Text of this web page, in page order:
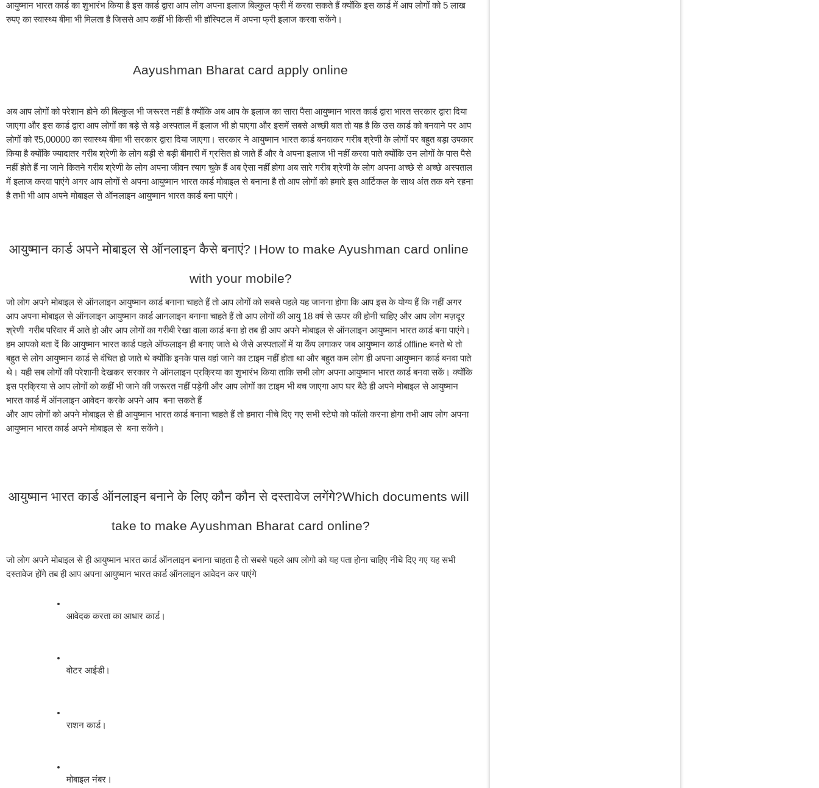
आयुष्मान भारत कार्ड का शुभारंभ किया है इस कार्ड द्वारा आप लोग अपना इलाज बिल्कुल फ्री में करवा सकते हैं क्योंकि इस कार्ड में आप लोगों को 5 लाख
रुपए का स्वास्थ्य बीमा भी मिलता है जिससे आप कहीं भी किसी भी हॉस्पिटल में अपना फ्री इलाज करवा सकेंगे।
Aayushman Bharat card apply online
अब आप लोगों को परेशान होने की बिल्कुल भी जरूरत नहीं है क्योंकि अब आप के इलाज का सारा पैसा आयुष्मान भारत कार्ड द्वारा भारत सरकार द्वारा दिया
जाएगा और इस कार्ड द्वारा आप लोगों का बड़े से बड़े अस्पताल में इलाज भी हो पाएगा और इसमें सबसे अच्छी बात तो यह है कि उस कार्ड को बनवाने पर आप
लोगों को ₹5,00000 का स्वास्थ्य बीमा भी सरकार द्वारा दिया जाएगा। सरकार ने आयुष्मान भारत कार्ड बनवाकर गरीब श्रेणी के लोगों पर बहुत बड़ा उपकार
किया है क्योंकि ज्यादातर गरीब श्रेणी के लोग बड़ी से बड़ी बीमारी में ग्रसित हो जाते हैं और वे अपना इलाज भी नहीं करवा पाते क्योंकि उन लोगों के पास पैसे
नहीं होते हैं ना जाने कितने गरीब श्रेणी के लोग अपना जीवन त्याग चुके हैं अब ऐसा नहीं होगा अब सारे गरीब श्रेणी के लोग अपना अच्छे से अच्छे अस्पताल
में इलाज करवा पाएंगे अगर आप लोगों से अपना आयुष्मान भारत कार्ड मोबाइल से बनाना है तो आप लोगों को हमारे इस आर्टिकल के साथ अंत तक बने रहना
है तभी भी आप अपने मोबाइल से ऑनलाइन आयुष्मान भारत कार्ड बना पाएंगे।
आयुष्मान कार्ड अपने मोबाइल से ऑनलाइन कैसे बनाएं?।How to make Ayushman card online
with your mobile?
जो लोग अपने मोबाइल से ऑनलाइन आयुष्मान कार्ड बनाना चाहते हैं तो आप लोगों को सबसे पहले यह जानना होगा कि आप इस के योग्य हैं कि नहीं अगर
आप अपना मोबाइल से ऑनलाइन आयुष्मान कार्ड आनलाइन बनाना चाहते हैं तो आप लोगों की आयु 18 वर्ष से ऊपर की होनी चाहिए और आप लोग मज़दूर
श्रेणी  गरीब परिवार मैं आते हो और आप लोगों का गरीबी रेखा वाला कार्ड बना हो तब ही आप अपने मोबाइल से ऑनलाइन आयुष्मान भारत कार्ड बना पाएंगे।
हम आपको बता दें कि आयुष्मान भारत कार्ड पहले ऑफलाइन ही बनाए जाते थे जैसे अस्पतालों में या कैंप लगाकर जब आयुष्मान कार्ड offline बनते थे तो
बहुत से लोग आयुष्मान कार्ड से वंचित हो जाते थे क्योंकि इनके पास वहां जाने का टाइम नहीं होता था और बहुत कम लोग ही अपना आयुष्मान कार्ड बनवा पाते
थे। यही सब लोगों की परेशानी देखकर सरकार ने ऑनलाइन प्रक्रिया का शुभारंभ किया ताकि सभी लोग अपना आयुष्मान भारत कार्ड बनवा सकें। क्योंकि
इस प्रक्रिया से आप लोगों को कहीं भी जाने की जरूरत नहीं पड़ेगी और आप लोगों का टाइम भी बच जाएगा आप घर बैठे ही अपने मोबाइल से आयुष्मान
भारत कार्ड में ऑनलाइन आवेदन करके अपने आप  बना सकते हैं
और आप लोगों को अपने मोबाइल से ही आयुष्मान भारत कार्ड बनाना चाहते हैं तो हमारा नीचे दिए गए सभी स्टेपो को फॉलो करना होगा तभी आप लोग अपना
आयुष्मान भारत कार्ड अपने मोबाइल से  बना सकेंगे।
आयुष्मान भारत कार्ड ऑनलाइन बनाने के लिए कौन कौन से दस्तावेज लगेंगे?Which documents will
take to make Ayushman Bharat card online?
जो लोग अपने मोबाइल से ही आयुष्मान भारत कार्ड ऑनलाइन बनाना चाहता है तो सबसे पहले आप लोगो को यह पता होना चाहिए नीचे दिए गए यह सभी
दस्तावेज होंगे तब ही आप अपना आयुष्मान भारत कार्ड ऑनलाइन आवेदन कर पाएंगे
आवेदक करता का आधार कार्ड।
वोटर आईडी।
राशन कार्ड।
मोबाइल नंबर।